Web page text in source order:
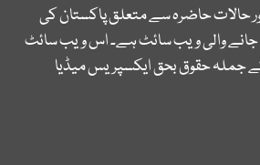
حالات حاضرہ سے متعلق پاکستان کی
والی ویب سائٹ ہے۔ اس ویب سائٹ
کے جملہ حقوق بحق ایکسپریس میڈیا